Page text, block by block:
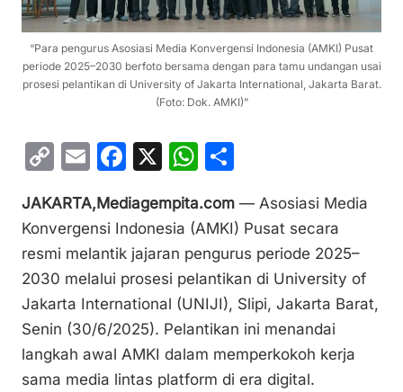
“Para pengurus Asosiasi Media Konvergensi Indonesia (AMKI) Pusat
periode 2025–2030 berfoto bersama dengan para tamu undangan usai
prosesi pelantikan di University of Jakarta International, Jakarta Barat.
(Foto: Dok. AMKI)”
C
p
y
Li
n
k
E
ai
l
F
c
e
b
o
o
k
X
W
at
s
A
p
p
ar
e
JAKARTA,Mediagempita.com — Asosiasi Media
Konvergensi Indonesia (AMKI) Pusat secara
resmi melantik jajaran pengurus periode 2025–
2030 melalui prosesi pelantikan di University of
Jakarta International (UNIJI), Slipi, Jakarta Barat,
Senin (30/6/2025). Pelantikan ini menandai
langkah awal AMKI dalam memperkokoh kerja
sama media lintas platform di era digital.